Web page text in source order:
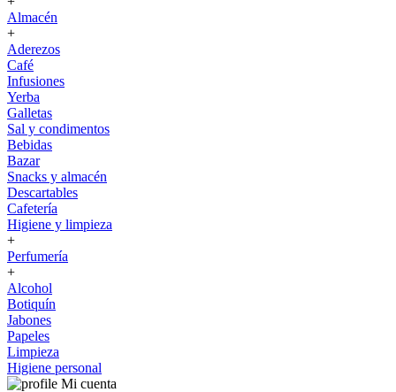
Almacén
+
Aderezos
Café
Infusiones
Yerba
Galletas
Sal y condimentos
Bebidas
Bazar
Snacks y almacén
Descartables
Cafetería
Higiene y limpieza
+
Perfumería
+
Alcohol
Botiquín
Jabones
Papeles
Limpieza
Higiene personal
Mi cuenta